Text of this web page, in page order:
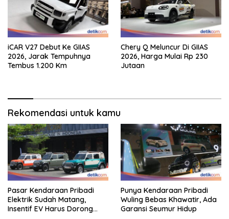
iCAR V27 Debut Ke GIIAS
2026, Jarak Tempuhnya
Tembus 1.200 Km
Chery Q Meluncur Di GIIAS
2026, Harga Mulai Rp 230
Jutaan
Rekomendasi untuk kamu
Pasar Kendaraan Pribadi
Elektrik Sudah Matang,
Insentif EV Harus Dorong
Punya Kendaraan Pribadi
Wuling Bebas Khawatir, Ada
Garansi Seumur Hidup